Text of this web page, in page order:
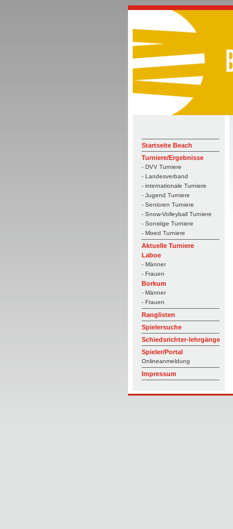
Startseite Beach
Turniere/Ergebnisse
- DVV Turniere
- Landesverband
- internationale Turniere
- Jugend Turniere
- Senioren Turniere
- Snow-Volleyball Turniere
- Sonstige Turniere
- Mixed Turniere
Aktuelle Turniere
Laboe
- Männer
- Frauen
Borkum
- Männer
- Frauen
Ranglisten
Spielersuche
Schiedsrichter-lehrgänge
Spieler/Portal
Onlineanmeldung
Impressum